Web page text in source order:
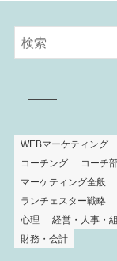
WEBマーケティング
コーチング
コーチ
マーケティング全般
ランチェスター戦略
心理
経営・人事・
財務・会計